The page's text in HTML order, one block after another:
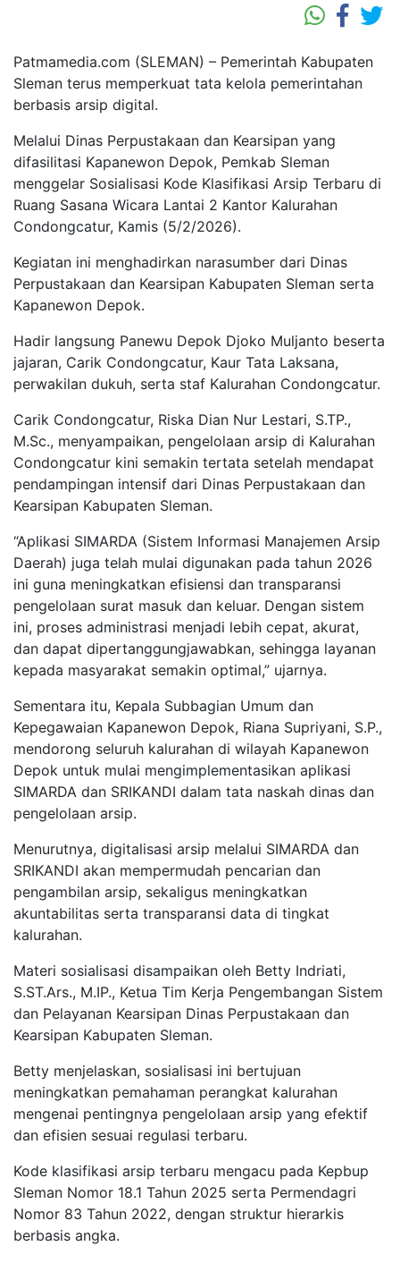
Patmamedia.com (SLEMAN) – Pemerintah Kabupaten
Sleman terus memperkuat tata kelola pemerintahan
berbasis arsip digital.
Melalui Dinas Perpustakaan dan Kearsipan yang
difasilitasi Kapanewon Depok, Pemkab Sleman
menggelar Sosialisasi Kode Klasifikasi Arsip Terbaru di
Ruang Sasana Wicara Lantai 2 Kantor Kalurahan
Condongcatur, Kamis (5/2/2026).
Kegiatan ini menghadirkan narasumber dari Dinas
Perpustakaan dan Kearsipan Kabupaten Sleman serta
Kapanewon Depok.
Hadir langsung Panewu Depok Djoko Muljanto beserta
jajaran, Carik Condongcatur, Kaur Tata Laksana,
perwakilan dukuh, serta staf Kalurahan Condongcatur.
Carik Condongcatur, Riska Dian Nur Lestari, S.TP.,
M.Sc., menyampaikan, pengelolaan arsip di Kalurahan
Condongcatur kini semakin tertata setelah mendapat
pendampingan intensif dari Dinas Perpustakaan dan
Kearsipan Kabupaten Sleman.
“Aplikasi SIMARDA (Sistem Informasi Manajemen Arsip
Daerah) juga telah mulai digunakan pada tahun 2026
ini guna meningkatkan efisiensi dan transparansi
pengelolaan surat masuk dan keluar. Dengan sistem
ini, proses administrasi menjadi lebih cepat, akurat,
dan dapat dipertanggungjawabkan, sehingga layanan
kepada masyarakat semakin optimal,” ujarnya.
Sementara itu, Kepala Subbagian Umum dan
Kepegawaian Kapanewon Depok, Riana Supriyani, S.P.,
mendorong seluruh kalurahan di wilayah Kapanewon
Depok untuk mulai mengimplementasikan aplikasi
SIMARDA dan SRIKANDI dalam tata naskah dinas dan
pengelolaan arsip.
Menurutnya, digitalisasi arsip melalui SIMARDA dan
SRIKANDI akan mempermudah pencarian dan
pengambilan arsip, sekaligus meningkatkan
akuntabilitas serta transparansi data di tingkat
kalurahan.
Materi sosialisasi disampaikan oleh Betty Indriati,
S.ST.Ars., M.IP., Ketua Tim Kerja Pengembangan Sistem
dan Pelayanan Kearsipan Dinas Perpustakaan dan
Kearsipan Kabupaten Sleman.
Betty menjelaskan, sosialisasi ini bertujuan
meningkatkan pemahaman perangkat kalurahan
mengenai pentingnya pengelolaan arsip yang efektif
dan efisien sesuai regulasi terbaru.
Kode klasifikasi arsip terbaru mengacu pada Kepbup
Sleman Nomor 18.1 Tahun 2025 serta Permendagri
Nomor 83 Tahun 2022, dengan struktur hierarkis
berbasis angka.